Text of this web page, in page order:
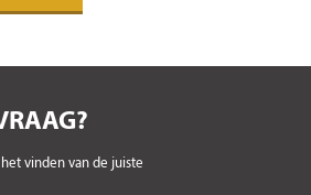
vinden van de juiste